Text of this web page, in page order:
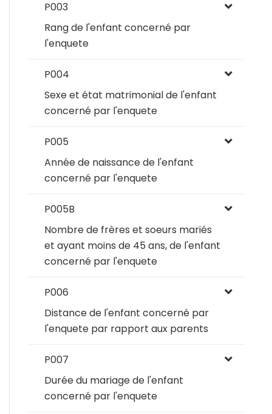
P003
Rang de l'enfant concerné par
l'enquete
P004
Sexe et état matrimonial de l'enfant
concerné par l'enquete
P005
Année de naissance de l'enfant
concerné par l'enquete
P005B
Nombre de frères et soeurs mariés
et ayant moins de 45 ans, de l'enfant
concerné par l'enquete
P006
Distance de l'enfant concerné par
l'enquete par rapport aux parents
P007
Durée du mariage de l'enfant
concerné par l'enquete